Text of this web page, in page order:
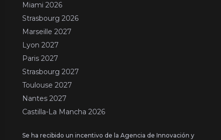
Miami 2026
Strasbourg 2026
Marseille 2027
Lyon 2027
Paris 2027
Strasbourg 2027
Toulouse 2027
Nantes 2027
Castilla-La Mancha 2026
Se ha recibido un incentivo de la Agencia de Innovación y